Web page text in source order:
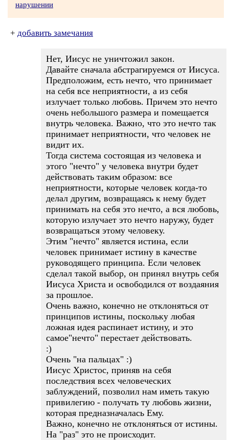
нарушении
+ добавить замечания
Нет, Иисус не уничтожил закон.
Давайте сначала абстрагируемся от Иисуса.
Предположим, есть нечто, что принимает
на себя все неприятности, а из себя
излучает только любовь. Причем это нечто
очень небольшого размера и помещается
внутрь человека. Важно, что это нечто так
принимает неприятности, что человек не
видит их.
Тогда система состоящая из человека и
этого "нечто" у человека внутри будет
действовать таким образом: все
неприятности, которые человек когда-то
делал другим, возвращаясь к нему будет
принимать на себя это нечто, а вся любовь,
которую излучает это нечто наружу, будет
возвращаться этому человеку.
Этим "нечто" является истина, если
человек принимает истину в качестве
руководящего принципа. Если человек
сделал такой выбор, он принял внутрь себя
Иисуса Христа и освободился от воздаяния
за прошлое.
Очень важно, конечно не отклоняться от
принципов истины, поскольку любая
ложная идея распинает истину, и это
самое"нечто" перестает действовать.
:)
Очень "на пальцах" :)
Иисус Христос, приняв на себя
последствия всех человеческих
заблуждений, позволил нам иметь такую
привилегию - получать ту любовь жизни,
которая предназначалась Ему.
Важно, конечно не отклоняться от истины.
На "раз" это не происходит.